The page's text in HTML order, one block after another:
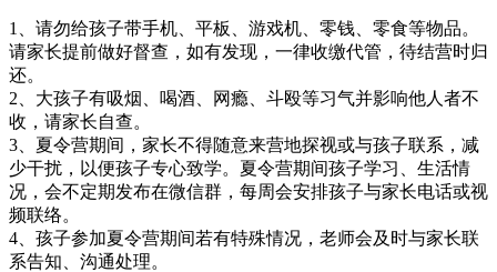
1、请勿给孩子带手机、平板、游戏机、零钱、零食等物品。
请家长提前做好督查，如有发现，一律收缴代管，待结营时归
还。
2、大孩子有吸烟、喝酒、网瘾、斗殴等习气并影响他人者不
收，请家长自查。
3、夏令营期间，家长不得随意来营地探视或与孩子联系，减
少干扰，以便孩子专心致学。夏令营期间孩子学习、生活情
况，会不定期发布在微信群，每周会安排孩子与家长电话或视
频联络。
4、孩子参加夏令营期间若有特殊情况，老师会及时与家长联
系告知、沟通处理。